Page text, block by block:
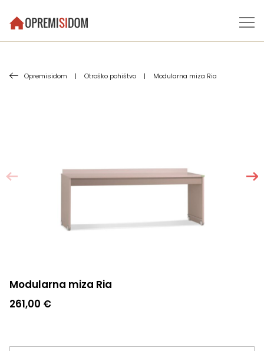
Opremisidom | Otroško pohištvo | Modularna miza Ria
Modularna miza Ria
261,00 €